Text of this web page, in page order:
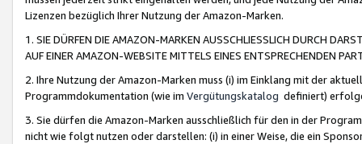
Lizenzen bezüglich Ihrer Nutzung der Amazon-Marken.
1. SIE DÜRFEN DIE AMAZON-MARKEN AUSSCHLIESSLICH DURCH
AUF EINER AMAZON-WEBSITE MITTELS EINES ENTSPRECHENDEN
2. Ihre Nutzung der Amazon-Marken muss (i) im Einklang mit der
Programmdokumentation (wie im Vergütungskatalog definiert)
3. Sie dürfen die Amazon-Marken ausschließlich für den in der
nicht wie folgt nutzen oder darstellen: (i) in einer Weise, die ein